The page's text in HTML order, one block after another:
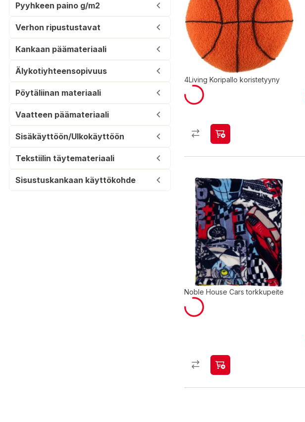
Pyyhkeen paino g/m2
Verhon ripustustavat
Kankaan päämateriaali
Älykotiyhteensopivuus
Pöytäliinan materiaali
Vaatteen päämateriaali
Sisäkäyttöön/Ulkokäyttöön
Tekstiilin täytemateriaali
Sisustuskankaan käyttökohde
4Living Koripallo koristetyyny
Noble House Cars torkkupeite